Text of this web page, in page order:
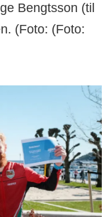
Bengtsson (til
(Foto: (Foto: